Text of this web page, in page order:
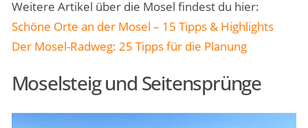
Weitere Artikel über die Mosel findest du hier:
Schöne Orte an der Mosel – 15 Tipps & Highlights
Der Mosel-Radweg: 25 Tipps für die Planung
Moselsteig und Seitensprünge